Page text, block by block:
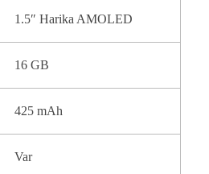
1.5″ Harika AMOLED
16 GB
425 mAh
Var